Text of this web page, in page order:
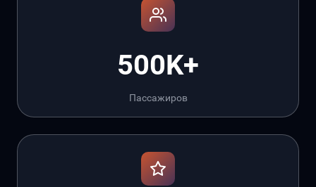
500K+
Пассажиров